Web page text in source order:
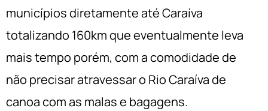
municípios diretamente até Caraíva
totalizando 160km que eventualmente leva
mais tempo porém, com a comodidade de
não precisar atravessar o Rio Caraíva de
canoa com as malas e bagagens.